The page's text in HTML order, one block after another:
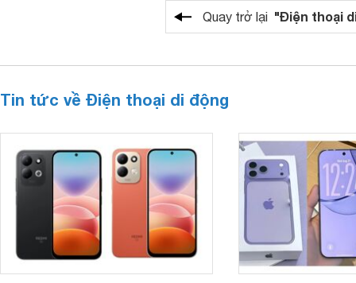
Quay trở lại "Điện thoại
Tin tức về Điện thoại di động